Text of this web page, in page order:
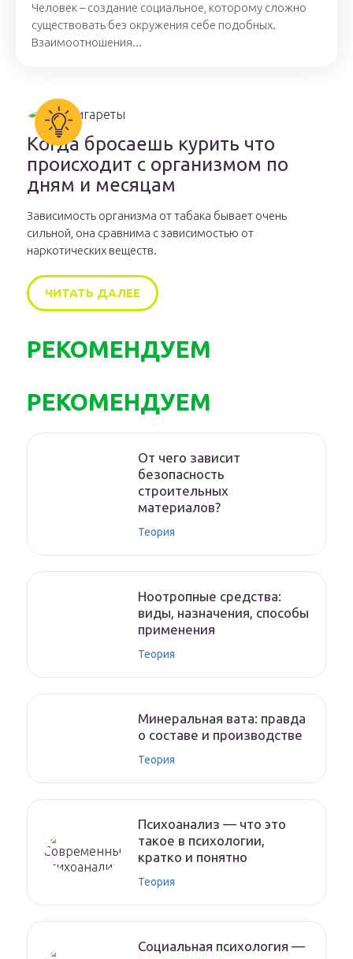
Человек – создание социальное, которому сложно
существовать без окружения себе подобных.
Взаимоотношения...
Когда бросаешь курить что
происходит с организмом по
дням и месяцам
Зависимость организма от табака бывает очень
сильной, она сравнима с зависимостью от
наркотических веществ.
ЧИТАТЬ ДАЛЕЕ
РЕКОМЕНДУЕМ
РЕКОМЕНДУЕМ
От чего зависит
безопасность
строительных
материалов?
Теория
Ноотропные средства:
виды, назначения, способы
применения
Теория
Минеральная вата: правда
о составе и производстве
Теория
Психоанализ — что это
такое в психологии,
кратко и понятно
Теория
Социальная психология —